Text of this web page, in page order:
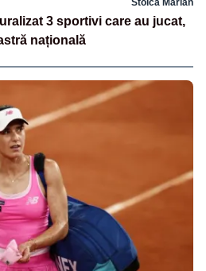
Stoica Marian
3 sportivi care au jucat,
națională